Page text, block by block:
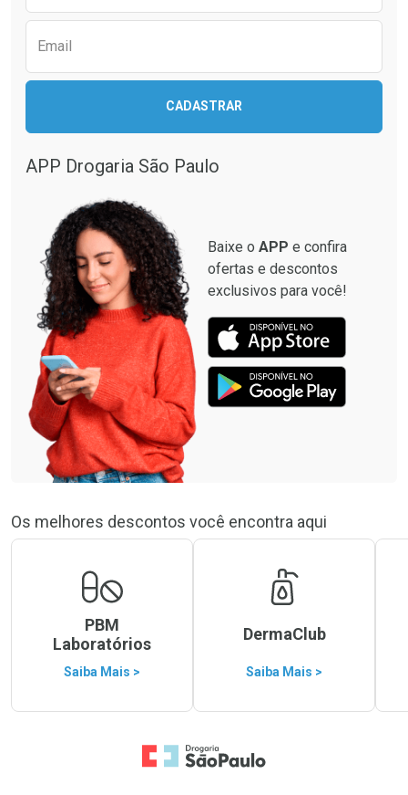
Email
CADASTRAR
APP Drogaria São Paulo
Baixe o APP e confira
ofertas e descontos
exclusivos para você!
Os melhores descontos você encontra aqui
PBM
Laboratórios
Saiba Mais >
DermaClub
Saiba Mais >
Ir para a Home